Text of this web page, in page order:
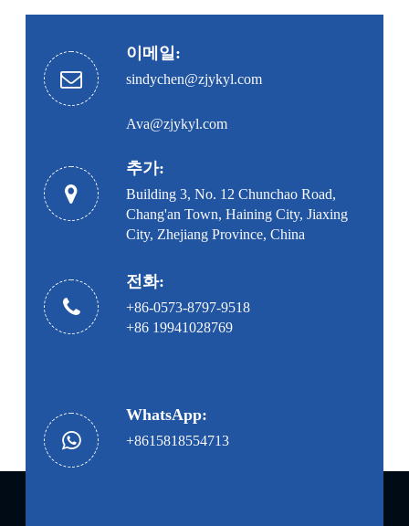
이메일:
sindychen@zjykyl.com
Ava@zjykyl.com
추가:
Building 3, No. 12 Chunchao Road,
Chang'an Town, Haining City, Jiaxing
City, Zhejiang Province, China
전화:
+86-0573-8797-9518
+86 19941028769
WhatsApp:
+8615818554713